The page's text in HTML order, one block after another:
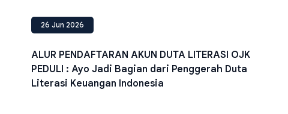
26 Jun 2026
ALUR PENDAFTARAN AKUN DUTA LITERASI OJK
PEDULI : Ayo Jadi Bagian dari Penggerah Duta
Literasi Keuangan Indonesia